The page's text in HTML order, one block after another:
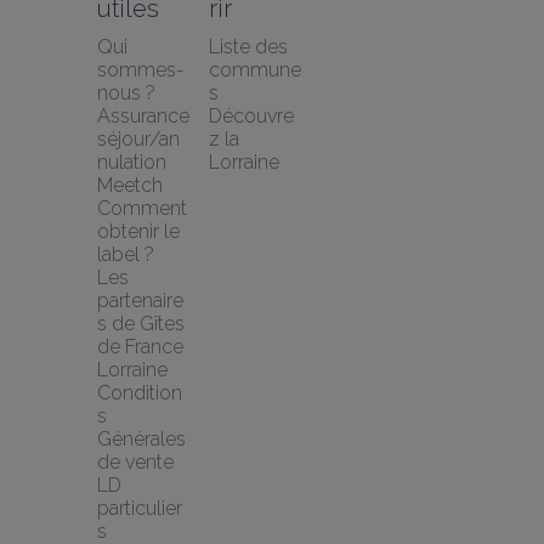
utiles
Qui
sommes-
nous ?
Assurance
séjour/an
nulation
Meetch
Comment
obtenir le
label ?
Les
partenaire
s de Gîtes
de France
Lorraine
Condition
s
Générales
de vente
LD
particulier
s
rir
Liste des
commune
s
Découvre
z la
Lorraine